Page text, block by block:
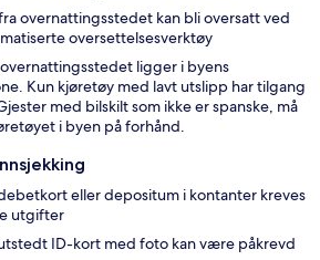
overnattingsstedet kan bli oversatt ved
oversettelsesverktøy
ligger i byens
Kun kjøretøy med lavt utslipp har tilgang
med bilskilt som ikke er spanske, må
i byen på forhånd.
eller depositum i kontanter kreves
utgifter
ID-kort med foto kan være påkrevd